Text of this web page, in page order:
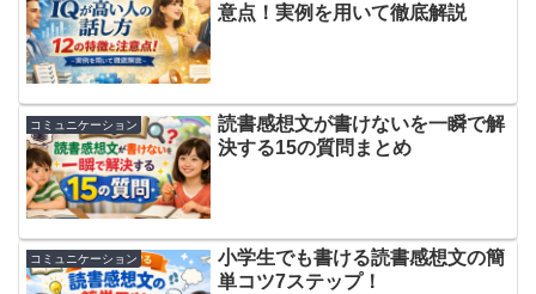
意点！実例を用いて徹底解説
コミュニケーション
読書感想文が書けないを一瞬で解
決する15の質問まとめ
コミュニケーション
小学生でも書ける読書感想文の簡
単コツ7ステップ！